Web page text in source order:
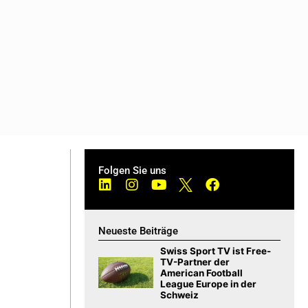
Folgen Sie uns
Neueste Beiträge
Swiss Sport TV ist Free-
TV-Partner der
American Football
League Europe in der
Schweiz